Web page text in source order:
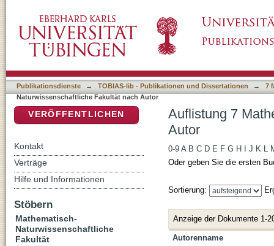
Publikationsdienste → TOBIAS-lib - Publikationen und Dissertationen →
7
Naturwissenschaftliche Fakultät nach Autor
Auflistung 7
Autor
0-9 A B C D E F G H J K L
Oder geben Sie die ersten
Sortierung:
Anzeige der Dokumente 1-
Autorenname
VERÖFFENTLICHEN
Kontakt
Verträge
Hilfe und Informationen
Stöbern
Mathematisch-
Naturwissenschaftliche
Fakultät